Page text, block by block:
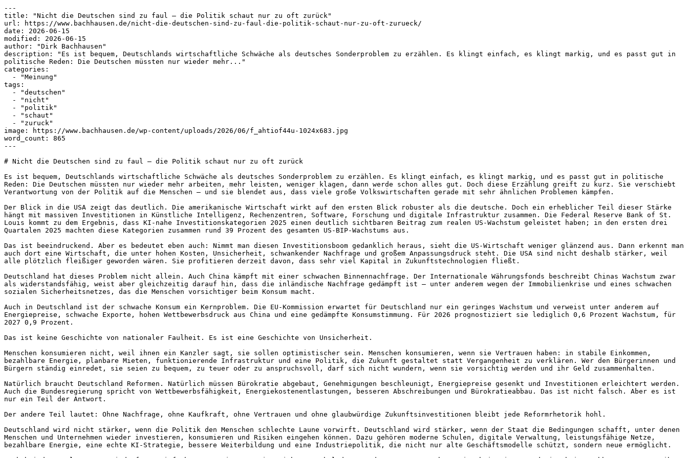
---
title: "Nicht die Deutschen sind zu faul – die Politik schaut nur zu oft zurück"
url: https://www.bachhausen.de/nicht-die-deutschen-sind-zu-faul-die-politik-schaut-nur-zu-oft-zurueck/
date: 2026-06-15
modified: 2026-06-15
author: "Dirk Bachhausen"
description: "Es ist bequem, Deutschlands wirtschaftliche Schwäche als deutsches Sonderproblem zu erzählen. Es klingt einfach, es klingt markig, und es passt gut in
politische Reden: Die Deutschen müssten nur wieder mehr..."
categories:
tags:
image: https://www.bachhausen.de/wp-content/uploads/2026/06/f_ahtiof44u-1024x683.jpg
word_count: 865
---
# Nicht die Deutschen sind zu faul – die Politik schaut nur zu oft zurück
Es ist bequem, Deutschlands wirtschaftliche Schwäche als deutsches Sonderproblem zu erzählen. Es klingt einfach, es klingt markig, und es passt gut in politische
Reden: Die Deutschen müssten nur wieder mehr arbeiten, mehr leisten, weniger klagen, dann werde schon alles gut. Doch diese Erzählung greift zu kurz. Sie verschiebt
Verantwortung von der Politik auf die Menschen – und sie blendet aus, dass viele große Volkswirtschaften gerade mit sehr ähnlichen Problemen kämpfen.
Der Blick in die USA zeigt das deutlich. Die amerikanische Wirtschaft wirkt auf den ersten Blick robuster als die deutsche. Doch ein erheblicher Teil dieser Stärke
hängt mit massiven Investitionen in Künstliche Intelligenz, Rechenzentren, Software, Forschung und digitale Infrastruktur zusammen. Die Federal Reserve Bank of St.
Louis kommt zu dem Ergebnis, dass KI-nahe Investitionskategorien 2025 einen deutlich sichtbaren Beitrag zum realen US-Wachstum geleistet haben; in den ersten drei
Quartalen 2025 machten diese Kategorien zusammen rund 39 Prozent des gesamten US-BIP-Wachstums aus.
Das ist beeindruckend. Aber es bedeutet eben auch: Nimmt man diesen Investitionsboom gedanklich heraus, sieht die US-Wirtschaft weniger glänzend aus. Dann erkennt man
auch dort eine Wirtschaft, die unter hohen Kosten, Unsicherheit, schwankender Nachfrage und großem Anpassungsdruck steht. Die USA sind nicht deshalb stärker, weil
alle plötzlich fleißiger geworden wären. Sie profitieren derzeit davon, dass sehr viel Kapital in Zukunftstechnologien fließt.
Deutschland hat dieses Problem nicht allein. Auch China kämpft mit einer schwachen Binnennachfrage. Der Internationale Währungsfonds beschreibt Chinas Wachstum zwar
als widerstandsfähig, weist aber gleichzeitig darauf hin, dass die inländische Nachfrage gedämpft ist – unter anderem wegen der Immobilienkrise und eines schwachen
sozialen Sicherheitsnetzes, das die Menschen vorsichtiger beim Konsum macht.
Auch in Deutschland ist der schwache Konsum ein Kernproblem. Die EU-Kommission erwartet für Deutschland nur ein geringes Wachstum und verweist unter anderem auf
Energiepreise, schwache Exporte, hohen Wettbewerbsdruck aus China und eine gedämpfte Konsumstimmung. Für 2026 prognostiziert sie lediglich 0,6 Prozent Wachstum, für
2027 0,9 Prozent.
Das ist keine Geschichte von nationaler Faulheit. Es ist eine Geschichte von Unsicherheit.
Menschen konsumieren nicht, weil ihnen ein Kanzler sagt, sie sollen optimistischer sein. Menschen konsumieren, wenn sie Vertrauen haben: in stabile Einkommen,
bezahlbare Energie, planbare Mieten, funktionierende Infrastruktur und eine Politik, die Zukunft gestaltet statt Vergangenheit zu verklären. Wer den Bürgerinnen und
Bürgern ständig einredet, sie seien zu bequem, zu teuer oder zu anspruchsvoll, darf sich nicht wundern, wenn sie vorsichtig werden und ihr Geld zusammenhalten.
Natürlich braucht Deutschland Reformen. Natürlich müssen Bürokratie abgebaut, Genehmigungen beschleunigt, Energiepreise gesenkt und Investitionen erleichtert werden.
Auch die Bundesregierung spricht von Wettbewerbsfähigkeit, Energiekostenentlastungen, besseren Abschreibungen und Bürokratieabbau. Das ist nicht falsch. Aber es ist
nur ein Teil der Antwort.
Der andere Teil lautet: Ohne Nachfrage, ohne Kaufkraft, ohne Vertrauen und ohne glaubwürdige Zukunftsinvestitionen bleibt jede Reformrhetorik hohl.
Deutschland wird nicht stärker, wenn die Politik den Menschen schlechte Laune vorwirft. Deutschland wird stärker, wenn der Staat die Bedingungen schafft, unter denen
Menschen und Unternehmen wieder investieren, konsumieren und Risiken eingehen können. Dazu gehören moderne Schulen, digitale Verwaltung, leistungsfähige Netze,
bezahlbare Energie, eine echte KI-Strategie, bessere Weiterbildung und eine Industriepolitik, die nicht nur alte Geschäftsmodelle schützt, sondern neue ermöglicht.